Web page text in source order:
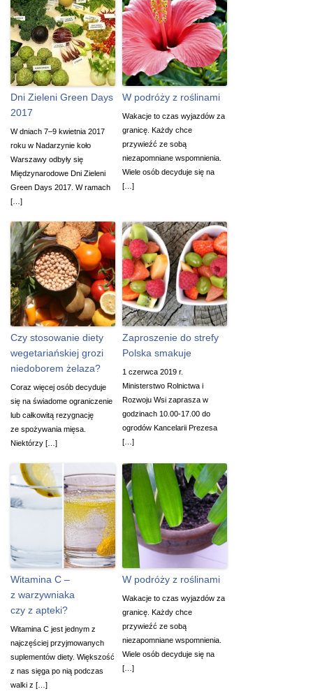
Dni Zieleni Green Days
2017
W dniach 7–9 kwietnia 2017
roku w Nadarzynie koło
Warszawy odbyły się
Międzynarodowe Dni Zieleni
Green Days 2017. W ramach
[…]
W podróży z roślinami
Wakacje to czas wyjazdów za
granicę. Każdy chce
przywieźć ze sobą
niezapomniane wspomnienia.
Wiele osób decyduje się na
[…]
Czy stosowanie diety
wegetariańskiej grozi
niedoborem żelaza?
Coraz więcej osób decyduje
się na świadome ograniczenie
lub całkowitą rezygnację
ze spożywania mięsa.
Niektórzy […]
Zaproszenie do strefy
Polska smakuje
1 czerwca 2019 r.
Ministerstwo Rolnictwa i
Rozwoju Wsi zaprasza w
godzinach 10.00-17.00 do
ogrodów Kancelarii Prezesa
[…]
Witamina C –
z warzywniaka
czy z apteki?
Witamina C jest jednym z
najczęściej przyjmowanych
suplementów diety. Większość
z nas sięga po nią podczas
walki z […]
W podróży z roślinami
Wakacje to czas wyjazdów za
granicę. Każdy chce
przywieźć ze sobą
niezapomniane wspomnienia.
Wiele osób decyduje się na
[…]